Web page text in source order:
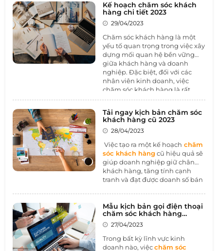
Kế hoạch chăm sóc khách
hàng chi tiết 2023
29/04/2023
Chăm sóc khách hàng là một
yếu tố quan trọng trong việc xây
dựng mối quan hệ bền vững
giữa khách hàng và doanh
nghiệp. Đặc biệt, đối với các
nhân viên kinh doanh, việc
chăm sóc khách hàng là rất
quan trọng để duy trì và phát
doanh nghiệp, từ đó tăng
doanh số bán hàng. Vì vậy, việc
có một kế hoạch chăm sóc
khách hàng chi tiết là vô cùng
cần thiết. Trong bài viết này,
1BOSS sẽ cung cấp cho các
nhân viên kinh doanh mộtkế
hoạch chăm sóc khách hàng
chi tiết nhất để giúp họ đạt
được kết quả kinh doanh tốt
nhất có thể.
Tải ngay kịch bản chăm sóc
khách hàng cũ 2023
28/04/2023
Việc tạo ra một kế hoạch chăm
sóc khách hàng cũ hiệu quả sẽ
giúp doanh nghiệp giữ chân
khách hàng, tăng tính cạnh
tranh và đạt được doanh số bán
hàng cũ 2023 để giúp doanh
nghiệp thực hiện các hoạt động
chăm sóc khách hàng cũ một
quả hơn.
Mẫu kịch bản gọi điện thoại
chăm sóc khách hàng
chuyên nghiệp
27/04/2023
Trong bất kỳ lĩnh vực kinh
doanh nào, việcchăm sóc